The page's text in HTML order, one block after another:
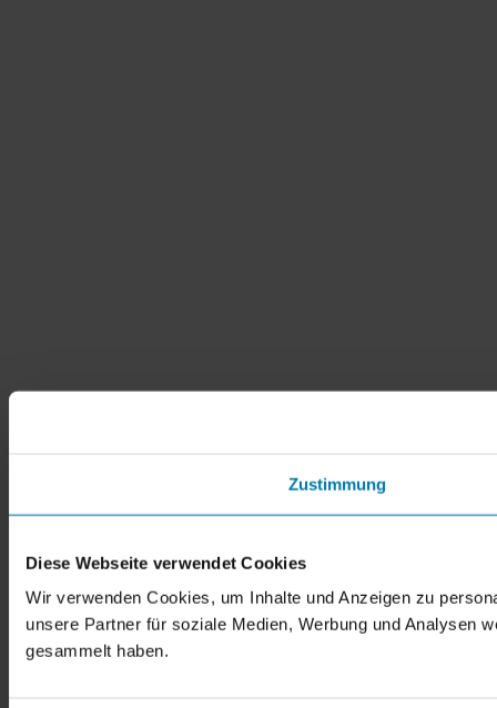
Zustimmung
Diese Webseite verwendet Cookies
Wir verwenden Cookies, um Inhalte und Anzeigen zu
unsere Partner für soziale Medien, Werbung und Analysen
gesammelt haben.